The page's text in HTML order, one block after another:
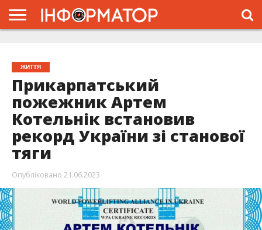
ЖИТТЯ
Прикарпатський
пожежник Артем
Котельнік встановив
рекорд України зі станової
тяги
Опубліковано 21.06.2023